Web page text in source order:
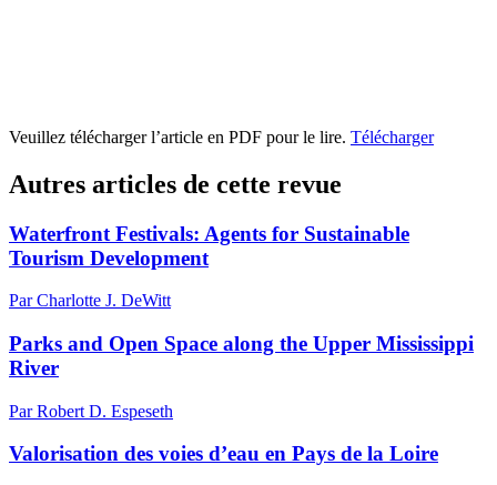
Veuillez télécharger l’article en PDF pour le lire. Télécharger
Autres articles de cette revue
Waterfront Festivals: Agents for Sustainable
Tourism Development
Par Charlotte J. DeWitt
Parks and Open Space along the Upper Mississippi
River
Par Robert D. Espeseth
Valorisation des voies d’eau en Pays de la Loire